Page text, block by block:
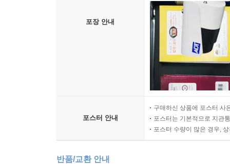
포장 안내
포스터 안내
구매하신 상품에 포스터 사
포스터는 기본적으로 지관
포스터 수량이 많은 경우,
반품/교환 안내